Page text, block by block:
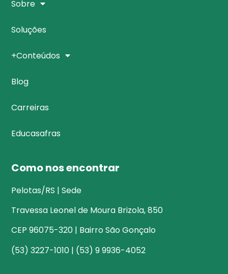
Sobre
Soluções
+Conteúdos
Blog
Carreiras
Educasafras
Como nos encontrar
Pelotas/RS | Sede
Travessa Leonel de Moura Brizola, 850
CEP 96075-320 | Bairro São Gonçalo
(53) 3227-1010 | (53) 9 9936-4052